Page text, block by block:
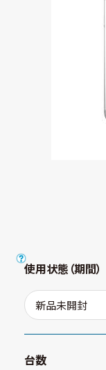
使用状態（期間）
台数